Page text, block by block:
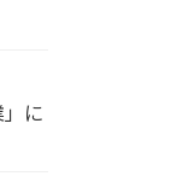
」に